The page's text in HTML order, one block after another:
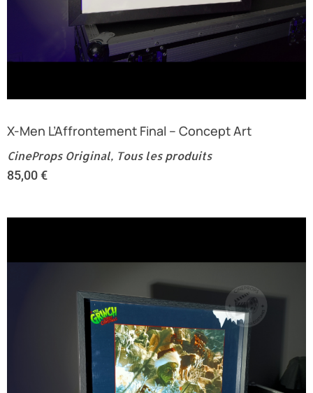
X-Men L’Affrontement Final – Concept Art
CineProps Original, Tous les produits
85,00€